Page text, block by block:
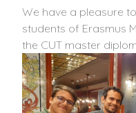
We have a pleasure
students of Erasmus
the CUT master